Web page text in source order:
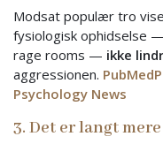
Modsat populær tro
fysiologisk ophidselse
rage rooms — ikke
aggressionen. PubMed
Psychology News
3. Det er langt